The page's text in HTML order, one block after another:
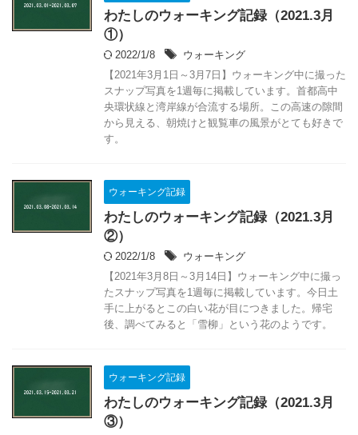
わたしのウォーキング記録（2021.3月
①）
2022/1/8
ウォーキング
【2021年3月1日～3月7日】ウォーキング中に撮った
スナップ写真を1週毎に掲載しています。首都高中
央環状線と湾岸線が合流する場所。この高速の隙間
から見える、朝焼けと観覧車の風景がとても好きで
す。
ウォーキング記録
わたしのウォーキング記録（2021.3月
②）
2022/1/8
ウォーキング
【2021年3月8日～3月14日】ウォーキング中に撮っ
たスナップ写真を1週毎に掲載しています。今日土
手に上がるとこの白い花が目につきました。帰宅
後、調べてみると「雪柳」という花のようです。
ウォーキング記録
わたしのウォーキング記録（2021.3月
③）